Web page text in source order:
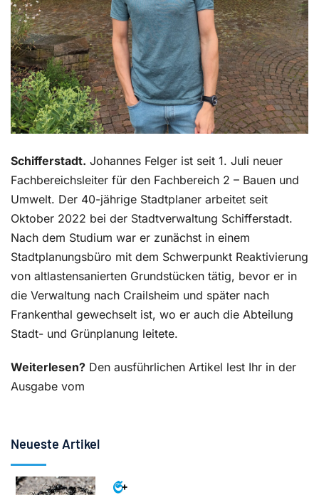
Schifferstadt. Johannes Felger ist seit 1. Juli neuer
Fachbereichsleiter für den Fachbereich 2 – Bauen und
Umwelt. Der 40-jährige Stadtplaner arbeitet seit
Oktober 2022 bei der Stadtverwaltung Schifferstadt.
Nach dem Studium war er zunächst in einem
Stadtplanungsbüro mit dem Schwerpunkt Reaktivierung
von altlastensanierten Grundstücken tätig, bevor er in
die Verwaltung nach Crailsheim und später nach
Frankenthal gewechselt ist, wo er auch die Abteilung
Stadt- und Grünplanung leitete.
Weiterlesen? Den ausführlichen Artikel lest Ihr in der
Ausgabe vom
Neueste Artikel